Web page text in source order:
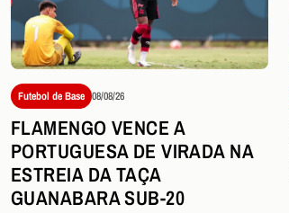
Futebol de Base 08/08/26
FLAMENGO VENCE A
PORTUGUESA DE VIRADA NA
ESTREIA DA TAÇA
GUANABARA SUB-20